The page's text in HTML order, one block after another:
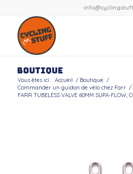
Boutique
Vous êtes ici : Accueil / Boutique /
Commander un guidon de vélo chez Farr /
FARR TUBELESS VALVE 60MM SUPA-FLOW,